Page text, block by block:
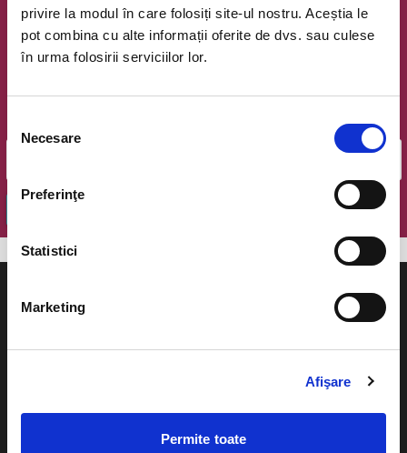
privire la modul în care folosiți site-ul nostru. Aceștia le
pot combina cu alte informații oferite de dvs. sau culese
în urma folosirii serviciilor lor.
consimțământului
Necesare
Preferinţe
Statistici
Marketing
Afişare
Permite toate
Newsletter @ Bilete.ro
evenimente.
Teatru